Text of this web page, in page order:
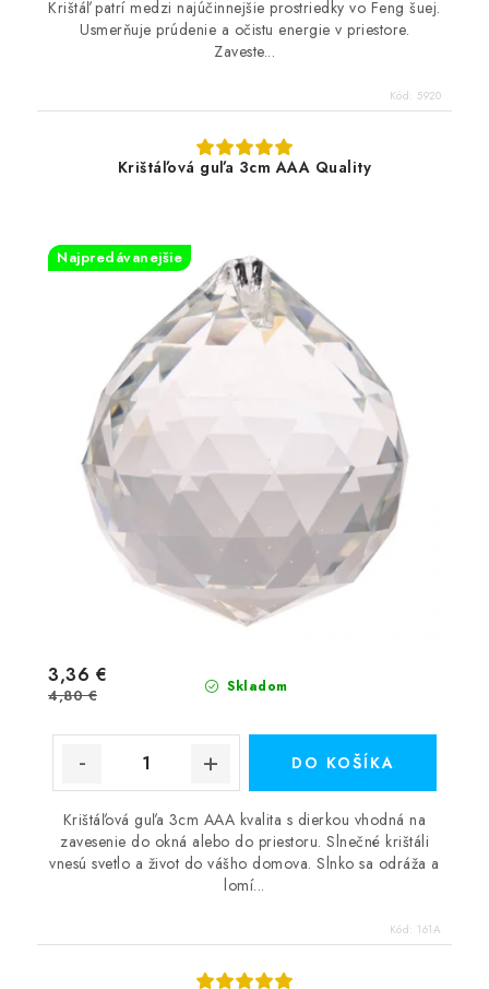
Krištáľ patrí medzi najúčinnejšie prostriedky vo Feng šuej.
Usmerňuje prúdenie a očistu energie v priestore.
Zaveste...
Kód: 5920
Krištáľová guľa 3cm AAA Quality
Najpredávanejšie
Skladom
3,36 €
4,80 €
DO KOŠÍKA
Krištáľová guľa 3cm AAA kvalita s dierkou vhodná na
zavesenie do okná alebo do priestoru. Slnečné krištáli
vnesú svetlo a život do vášho domova. Slnko sa odráža a
lomí...
Kód: 161A